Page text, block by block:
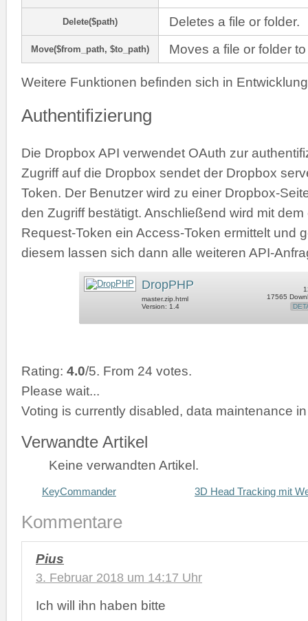
Delete($path) Deletes a file or folder.
Move($from_path, $to_path) Moves a file or folder
Weitere Funktionen befinden sich in
Authentifizierung
Die Dropbox API verwendet OAuth zur
Zugriff auf die Dropbox sendet der Dropbox
Token. Der Benutzer wird zu einer Dropbox-
den Zugriff bestätigt. Anschließend wird mit
Request-Token ein Access-Token ermittelt und
diesem lassen sich dann alle weiteren API-
DropPHP
master.zip.html
Version: 1.4
17565
Rating: 4.0/5. From 24 votes.
Please wait...
Voting is currently disabled, data maintenance
Verwandte Artikel
Keine verwandten Artikel.
KeyCommander 3D Head Tracking mit
Kommentare
Pius
3. Februar 2018 um 14:17 Uhr
Ich will ihn haben bitte